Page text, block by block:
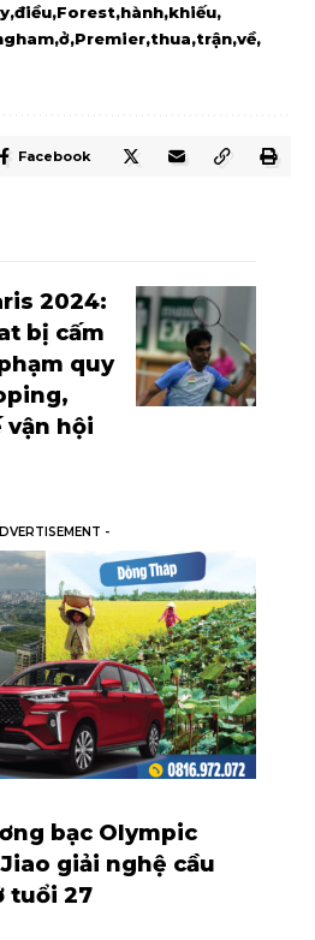
điều Forest hành khiếu
ở Premier thua trận về
Facebook
2024:
bị cấm
quy
vận hội
-
bạc Olympic
giải nghệ cầu
tuổi 27